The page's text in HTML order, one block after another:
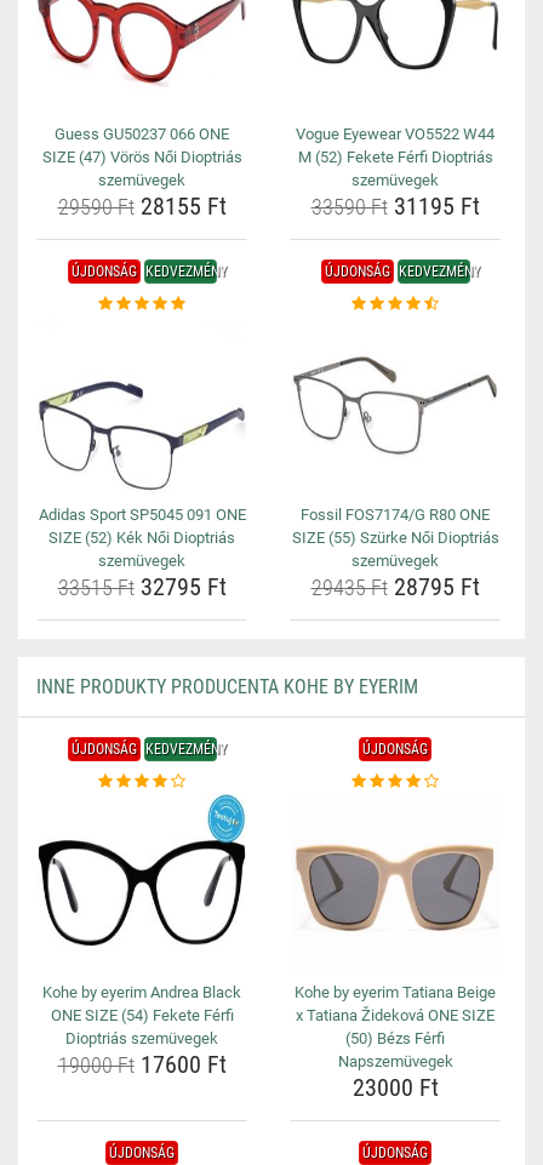
Guess GU50237 066 ONE
SIZE (47) Vörös Női Dioptriás
szemüvegek
29590 Ft28155 Ft
Vogue Eyewear VO5522 W44
M (52) Fekete Férfi Dioptriás
szemüvegek
33590 Ft31195 Ft
ÚJDONSÁG KEDVEZMÉNY
Adidas Sport SP5045 091 ONE
SIZE (52) Kék Női Dioptriás
szemüvegek
33515 Ft32795 Ft
ÚJDONSÁG KEDVEZMÉNY
Fossil FOS7174/G R80 ONE
SIZE (55) Szürke Női Dioptriás
szemüvegek
29435 Ft28795 Ft
INNE PRODUKTY PRODUCENTA KOHE BY EYERIM
ÚJDONSÁG KEDVEZMÉNY
Kohe by eyerim Andrea Black
ONE SIZE (54) Fekete Férfi
Dioptriás szemüvegek
19000 Ft17600 Ft
ÚJDONSÁG
Kohe by eyerim Tatiana Beige
x Tatiana Žideková ONE SIZE
(50) Bézs Férfi
Napszemüvegek
23000 Ft
ÚJDONSÁG ÚJDONSÁG